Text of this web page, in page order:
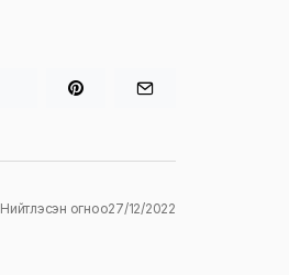
Нийтлэсэн огноо27/12/2022